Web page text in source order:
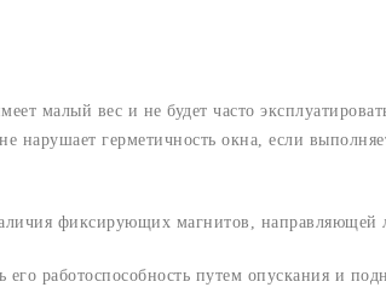
малый вес и не будет часто
нарушает герметичность окна, если
фиксирующих магнитов, направляющей
работоспособность путем опускания и